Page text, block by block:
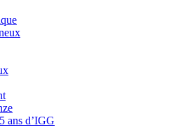
ans d’IGG